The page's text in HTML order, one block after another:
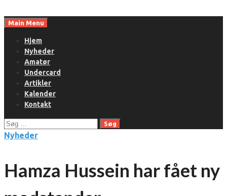
toMain Menu
Hjem
Nyheder
Amatør
Undercard
Artikler
Kalender
Kontakt
Søg
efter:
Nyheder
Hamza Hussein har fået ny